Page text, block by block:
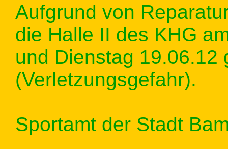
Aufgrund von
die Halle II des KHG
und Dienstag 19.06.12
(Verletzungsgefahr).
Sportamt der Stadt